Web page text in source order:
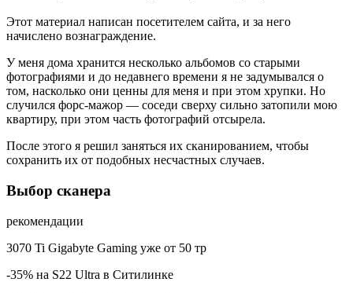
Этот материал написан посетителем сайта, и за него
начислено вознаграждение.
У меня дома хранится несколько альбомов со старыми
фотографиями и до недавнего времени я не задумывался о
том, насколько они ценны для меня и при этом хрупки. Но
случился форс-мажор — соседи сверху сильно затопили мою
квартиру, при этом часть фотографий отсырела.
После этого я решил заняться их сканированием, чтобы
сохранить их от подобных несчастных случаев.
Выбор сканера
рекомендации
3070 Ti Gigabyte Gaming уже от 50 тр
-35% на S22 Ultra в Ситилинке